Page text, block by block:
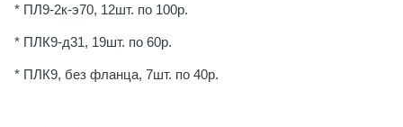
* ПЛ9-2к-э70, 12шт. по 100р.
* ПЛК9-д31, 19шт. по 60р.
* ПЛК9, без фланца, 7шт. по 40р.